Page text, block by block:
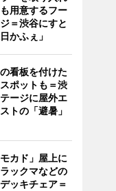
用意するフー
＝渋谷にすと
かふぇ」
看板を付けた
ポットも＝渋
ージに屋外エ
トの「避暑」
カド」屋上に
ックマなどの
ッキチェア＝